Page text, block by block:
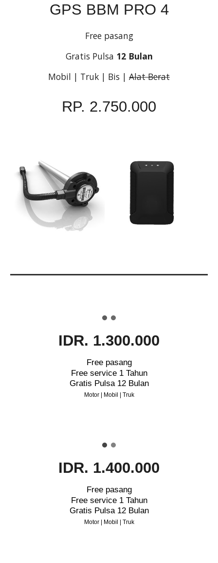
GPS BBM PRO 4
Free pasang
Gratis Pulsa 12 Bulan
Mobil | Truk | Bis | Alat Berat
RP. 2.750.000
IDR. 1.300.000
Free pasang
Free service 1 Tahun
Gratis Pulsa 12 Bulan
Motor | Mobil | Truk
IDR. 1.400.000
Free pasang
Free service 1 Tahun
Gratis Pulsa 12 Bulan
Motor | Mobil | Truk